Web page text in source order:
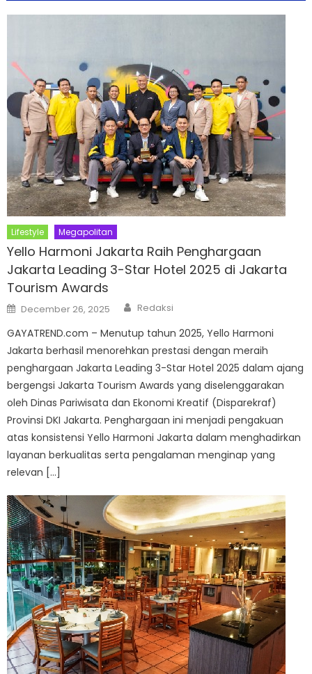
Lifestyle Megapolitan
Yello Harmoni Jakarta Raih Penghargaan
Jakarta Leading 3-Star Hotel 2025 di Jakarta
Tourism Awards
Posted
on
December 26, 2025 Author
Redaksi
GAYATREND.com – Menutup tahun 2025, Yello Harmoni
Jakarta berhasil menorehkan prestasi dengan meraih
penghargaan Jakarta Leading 3-Star Hotel 2025 dalam ajang
bergengsi Jakarta Tourism Awards yang diselenggarakan
oleh Dinas Pariwisata dan Ekonomi Kreatif (Disparekraf)
Provinsi DKI Jakarta. Penghargaan ini menjadi pengakuan
atas konsistensi Yello Harmoni Jakarta dalam menghadirkan
layanan berkualitas serta pengalaman menginap yang
relevan […]